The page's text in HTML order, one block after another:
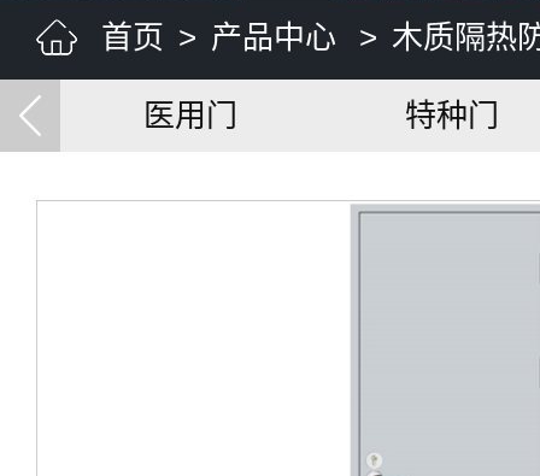
首页 > 产品中心 > 木质隔热
医用门 特种门